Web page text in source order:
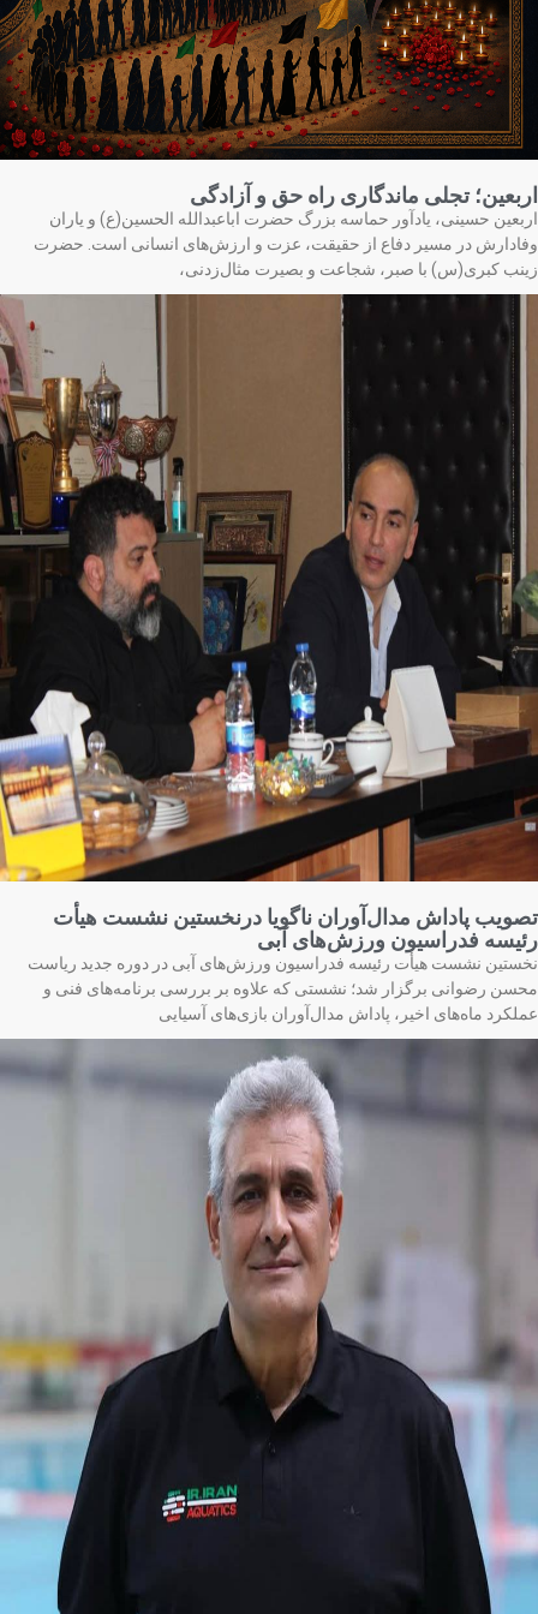
تجلی ماندگاری راه حق و آزادگی
حسینی، یادآور حماسه بزرگ حضرت اباعبدالله الحسین(ع) و یاران
در مسیر دفاع از حقیقت، عزت و ارزش‌های انسانی است. حضرت
کبری(س) با صبر، شجاعت و بصیرت مثال‌زدنی،
پاداش مدال‌آوران ناگویا درنخستین نشست هیأت
فدراسیون ورزش‌های آبی
نشست هیأت رئیسه فدراسیون ورزش‌های آبی در دوره جدید ریاست
رضوانی برگزار شد؛ نشستی که علاوه بر بررسی برنامه‌های فنی و
ماه‌های اخیر، پاداش مدال‌آوران بازی‌های آسیایی